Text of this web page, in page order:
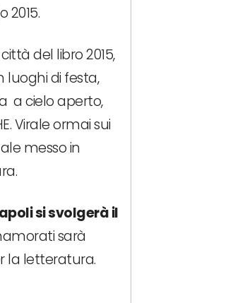
2015.
del libro 2015,
luoghi di festa,
a cielo aperto,
Virale ormai sui
messo in
si svolgerà il
sarà
la letteratura.